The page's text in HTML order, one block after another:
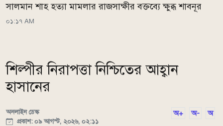
সালমান শাহ হত্যা মামলার রাজসাক্ষীর বক্তব্যে ক্ষুব্ধ শাবনূর
০১:১৭ AM
শিল্পীর নিরাপত্তা নিশ্চিতের আহ্বান
হাসানের
অনলাইন ডেস্ক
প্রকাশ: ০৯ আগস্ট, ২০২৬, ০২:১১
অ+ অ- অ